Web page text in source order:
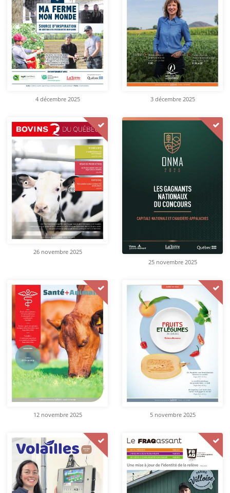
4 décembre 2025 3 décembre 2025
26 novembre 2025
25 novembre 2025
12 novembre 2025 5 novembre 2025